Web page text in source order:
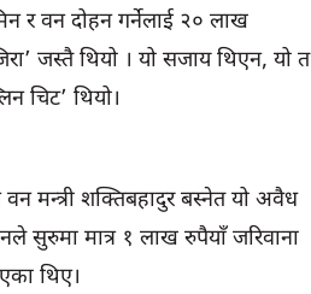
र वन दोहन गर्नेलाई २० लाख
जस्तै थियो । यो सजाय थिएन, यो त
चिट’ थियो।
मन्त्री शक्तिबहादुर बस्नेत यो अवैध
सुरुमा मात्र १ लाख रुपैयाँ जरिवाना
थिए।